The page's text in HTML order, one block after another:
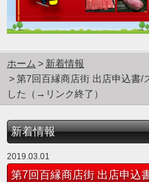
ホーム
新着情報
第7回百縁商店街 出店申込書/
した（→リンク終了）
新着情報
2019.03.01
第7回百縁商店街 出店申込